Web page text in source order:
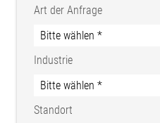
Art der Anfrage
Industrie
Standort